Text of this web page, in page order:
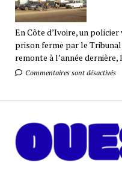
En Côte d’Ivoire, un policier
prison ferme par le Tribunal
remonte à l’année dernière,
Commentaires sont désactivés